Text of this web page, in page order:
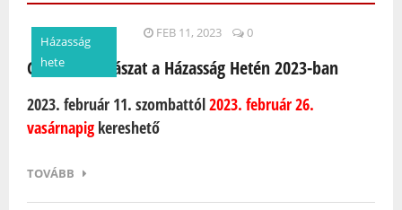
Házasság
hete
FEB 11, 2023 0
Geoláda vadászat a Házasság Hetén 2023-ban
2023. február 11. szombattól2023. február 26.
vasárnapig kereshető
TOVÁBB
Oldalak